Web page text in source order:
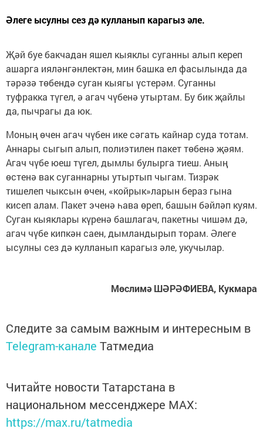
Әлеге ысулны сез дә кулланып карагыз әле.
Җәй буе бакчадан яшел кыяклы суганны алып кереп
ашарга ияләнгәнлектән, мин башка ел фасылында да
тәрәзә төбендә суган кыягы үстерәм. Суганны
туфракка түгел, ә агач чүбенә утыртам. Бу бик җайлы
да, пычрагы да юк.
Моның өчен агач чүбен ике сәгать кайнар суда тотам.
Аннары сыгып алып, полиэтилен пакет төбенә җәям.
Агач чүбе юеш түгел, дымлы булырга тиеш. Аның
өстенә вак суганнарны утыртып чыгам. Тизрәк
тишелеп чыксын өчен, «койрык»ларын бераз гына
кисеп алам. Пакет эченә һава өреп, башын бәйләп куям.
Суган кыяклары күренә башлагач, пакетны чишәм дә,
агач чүбе кипкән саен, дымландырып торам. Әлеге
ысулны сез дә кулланып карагыз әле, укучылар.
Мөслимә ШӘРӘФИЕВА, Кукмара
Следите за самым важным и интересным в
Telegram-канале Татмедиа
Читайте новости Татарстана в
национальном мессенджере MАХ:
https://max.ru/tatmedia